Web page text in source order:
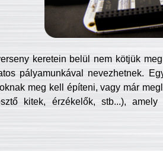
keretein belül nem kötjük
pályamunkával nevezhetnek.
meg kell építeni, vagy már
kitek, érzékelők, stb...),